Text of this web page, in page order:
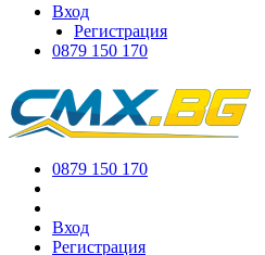
Вход
Регистрация
0879 150 170
0879 150 170
Вход
Регистрация